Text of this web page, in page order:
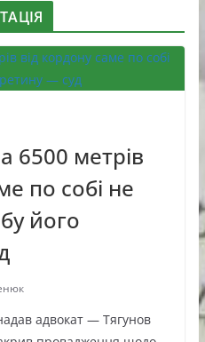
6500 метрів
по собі не
його
адвокат — Тягунов